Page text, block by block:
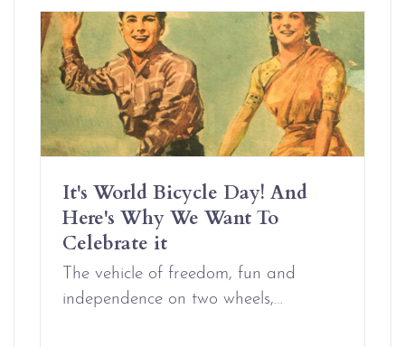
It's World Bicycle Day! And
Here's Why We Want To
Celebrate it
The vehicle of freedom, fun and
independence on two wheels,…